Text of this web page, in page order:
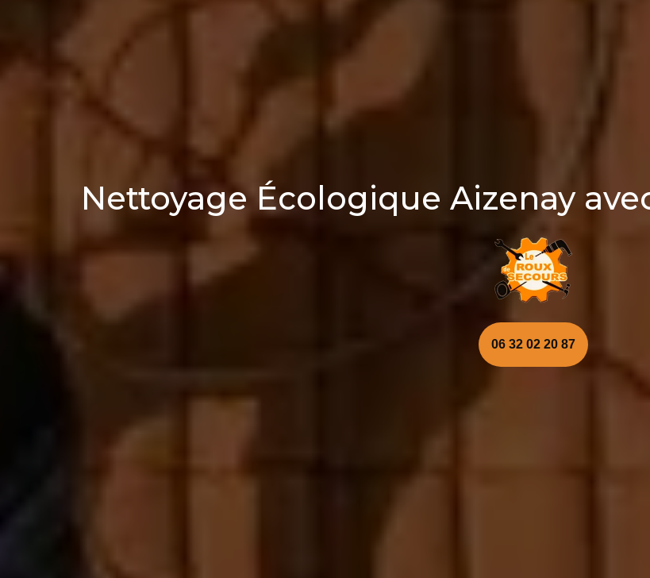
Nettoyage Écologique Aizenay
06 32 02 20 87